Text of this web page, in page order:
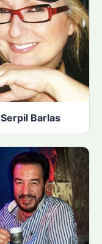
Serpil Barlas